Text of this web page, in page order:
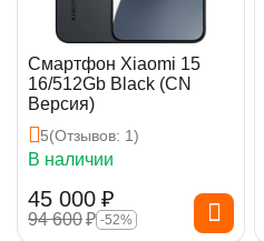
Смартфон Xiaomi 15
16/512Gb Black (CN
Версия)
5(Отзывов: 1)
В наличии
45 000 ₽
94 600₽ -52%